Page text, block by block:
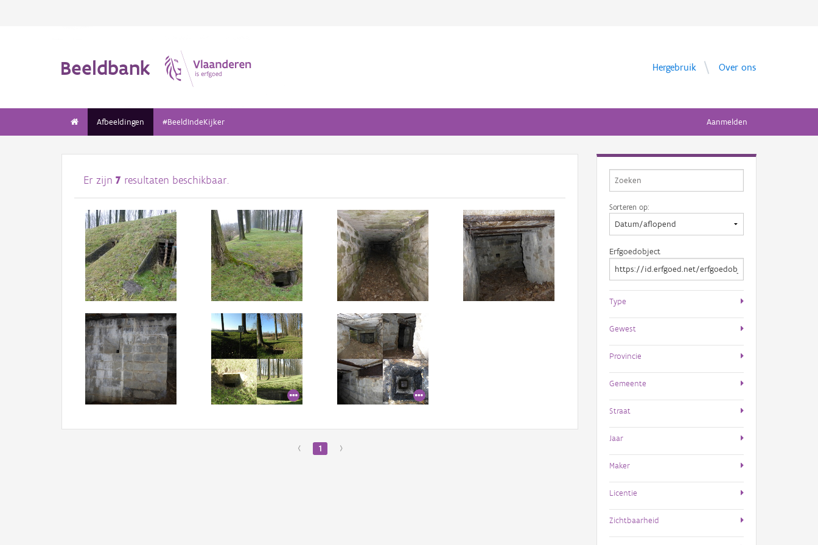
Beeldbank Hergebruik Over ons
Afbeeldingen #BeeldIndeKijker Aanmelden
Er zijn 7 resultaten beschikbaar.
‹ 1 ›
Sorteren op:
Erfgoedobject
Type
Gewest
Provincie
Gemeente
Straat
Jaar
Maker
Licentie
Zichtbaarheid